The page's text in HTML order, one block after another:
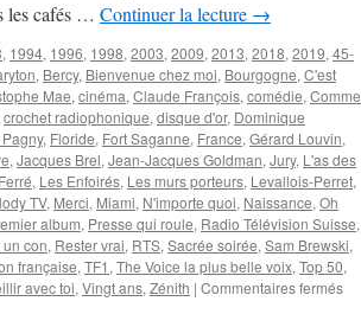
les cafés … Continuer la lecture →
, 1994, 1996, 1998, 2003, 2009, 2013, 2018, 2019, 45-
, Bercy, Bienvenue chez moi, Bourgogne, C'est
Mae, cinéma, Claude François, comédie, Comme
crochet radiophonique, disque d'or, Dominique
, Floride, Fort Saganne, France, Gérard Louvin,
, Jacques Brel, Jean-Jacques Goldman, Jury, L'as des
, Les Enfoirés, Les murs porteurs, Levallois-Perret,
TV, Merci, Miami, N'importe quoi, Naissance, Oh
album, Presse qui roule, Radio Télévision Suisse,
con, Rester vrai, RTS, Sacrée soirée, Sam Brewski,
française, TF1 , The Voice la plus belle voix, Top 50,
avec toi, Vingt ans, Zénith | Commentaires ferméssur